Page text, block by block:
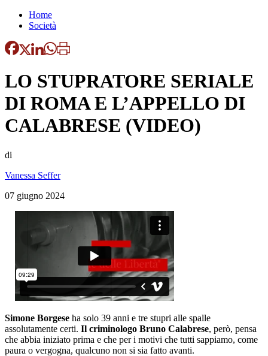
Home
Società
LO STUPRATORE SERIALE
DI ROMA E L’APPELLO DI
CALABRESE (VIDEO)
di
Vanessa Seffer
07 giugno 2024
Simone Borgese ha solo 39 anni e tre stupri alle spalle
assolutamente certi. Il criminologo Bruno Calabrese, però, pensa
che abbia iniziato prima e che per i motivi che tutti sappiamo, come
paura o vergogna, qualcuno non si sia fatto avanti.